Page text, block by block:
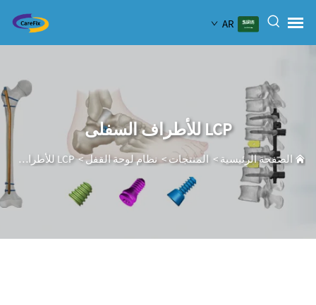
AR
LCP للأطراف السفلى
الصفحة الرئيسية >المنتجات>نظام لوحة القفل>LCP للأطراف السفلى